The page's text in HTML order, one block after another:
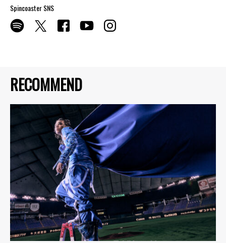
RECOMMEND
Spincoaster SNS